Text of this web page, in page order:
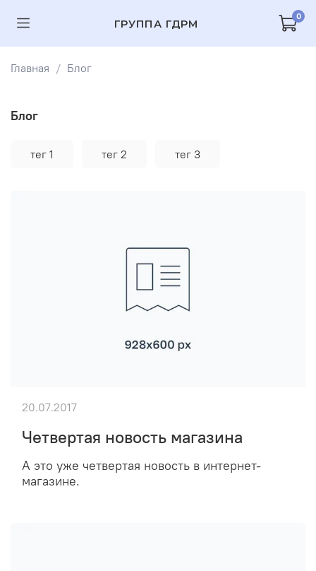
ГРУППА ГДРМ
0
Главная Блог
Блог
тег 1 тег 2 тег 3
Четвертая новость магазина
А это уже четвертая новость в интернет-
магазине.
20.07.2017